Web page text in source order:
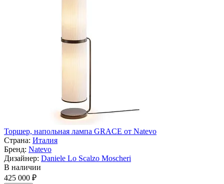
Торшер, напольная лампа GRACE от Natevo
Страна: Италия
Бренд: Natevo
Дизайнер: Daniele Lo Scalzo Moscheri
В наличии
425 000 ₽